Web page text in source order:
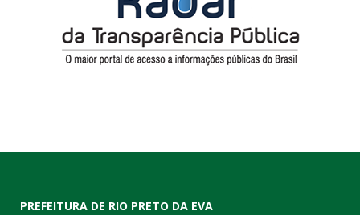
PREFEITURA DE RIO PRETO DA EVA